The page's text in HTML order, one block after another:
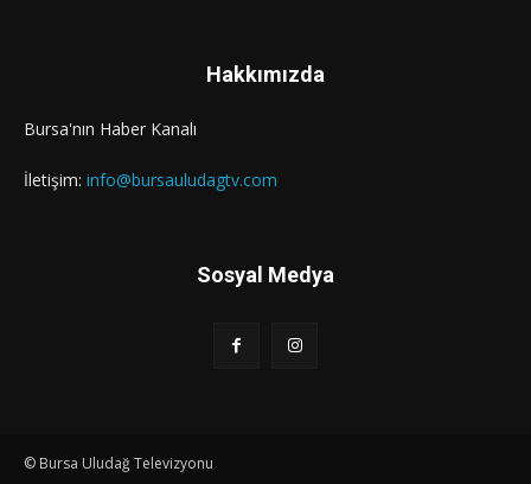
Hakkımızda
Bursa'nın Haber Kanalı
İletişim: info@bursauludagtv.com
Sosyal Medya
© Bursa Uludağ Televizyonu